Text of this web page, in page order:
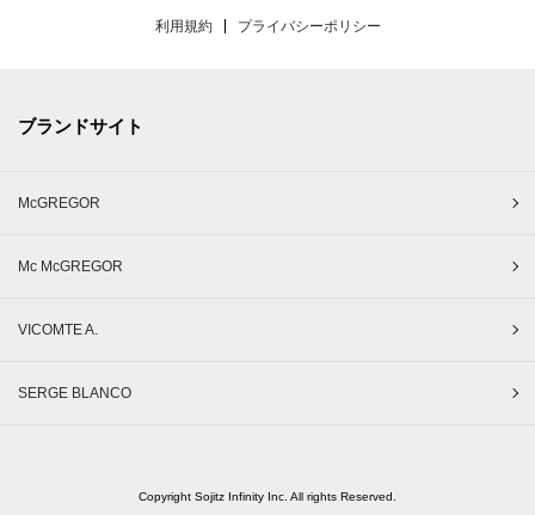
利用規約 プライバシーポリシー
ブランドサイト
McGREGOR
Mc McGREGOR
VICOMTE A.
SERGE BLANCO
Copyright Sojitz Infinity Inc. All rights Reserved.